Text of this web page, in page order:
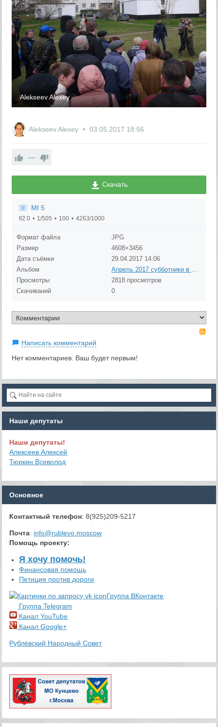
Alekseev Alexey
Alekseev Alexey 03.05.2017 18:56
—
Скачать
MI 5
f/2.0 1/505 100 4263/1000
Формат файла
JPG
Размер
4608×3456
Дата съёмки
29.04.2017 14:06
Альбом
Просмотры
2818 просмотров
Скачиваний
0
Написать комментарий
Нет комментариев. Ваш будет первым!
Наши депутаты
Наши депутаты!
Алексеев Алексей
Тюркин Всеволод
Основное
Контактный телефон: 8(925)209-5217
Почта: info@rublevo.moscow
Помощь проекту:
Я хочу помочь!
Финансовая помощь
Петиция против дороги
Группа ВКонтакте
Группа Telegram
Канал YouTube
Канал Google+
Рублёвский Народный Совет